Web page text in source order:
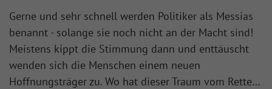
Gerne und sehr schnell werden Politiker als Messias
benannt - solange sie noch nicht an der Macht sind!
Meistens kippt die Stimmung dann und enttäuscht
wenden sich die Menschen einem neuen
Hoffnungsträger zu. Wo hat dieser Traum vom Rette…